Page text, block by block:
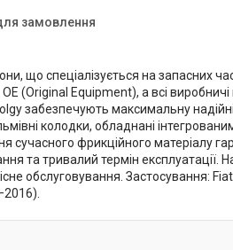
замовлення
що спеціалізується на запасних
(Original Equipment), а всі виробничі
забезпечують максимальну
колодки, обладнані
сучасного фрикційного матеріалу
та тривалий термін експлуатації.
обслуговування. Застосування: